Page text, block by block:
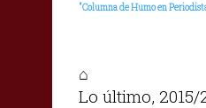
"Columna de Humo en
⌂
Lo último, 2015/